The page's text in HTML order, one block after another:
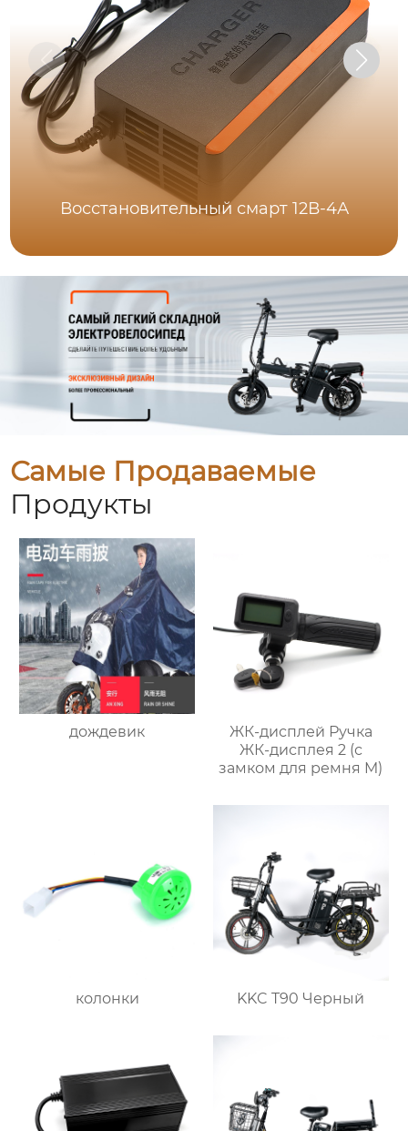
Восстановительный смарт 12В-4А
Самые Продаваемые
Продукты
дождевик
ЖК-дисплей Ручка
ЖК-дисплея 2 (с
замком для ремня M)
колонки KKC T90 Черный